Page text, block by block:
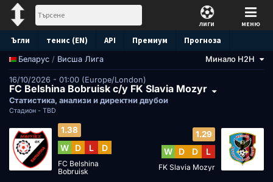
ЛИГИ МЕНЮ
Ъгли тенис (EN) API Премиум Прогноза
Беларус / Висша Лига Минало H2H
16/10/2026 - 01:00 (Europe/London)
FC Belshina Bobruisk с/у FK Slavia Mozyr
Статистика, анализи и директни двубои
Стадион - TBD
1.38
W D L D
FC Belshina
Bobruisk
1.29
W D D L
FK Slavia Mozyr